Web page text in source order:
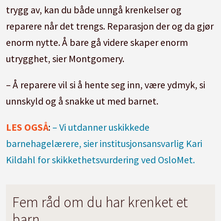
trygg av, kan du både unngå krenkelser og
reparere når det trengs. Reparasjon der og da gjør
enorm nytte. Å bare gå videre skaper enorm
utrygghet, sier Montgomery.
– Å reparere vil si å hente seg inn, være ydmyk, si
unnskyld og å snakke ut med barnet.
LES OGSÅ: – Vi utdanner uskikkede
barnehagelærere, sier institusjonsansvarlig Kari
Kildahl for skikkethetsvurdering ved OsloMet.
Fem råd om du har krenket et